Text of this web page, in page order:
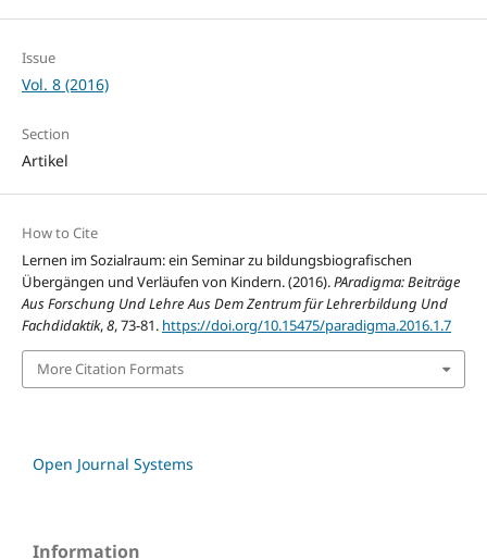
Issue
Vol. 8 (2016)
Section
Artikel
How to Cite
Lernen im Sozialraum: ein Seminar zu bildungsbiografischen
Übergängen und Verläufen von Kindern. (2016).PAradigma: Beiträge
Aus Forschung Und Lehre Aus Dem Zentrum für Lehrerbildung Und
Fachdidaktik,8, 73-81. https://doi.org/10.15475/paradigma.2016.1.7
More Citation Formats
Open Journal Systems
Information